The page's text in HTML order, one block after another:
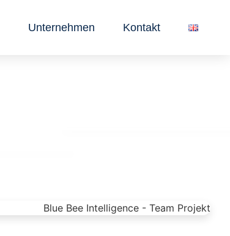
Unternehmen Kontakt